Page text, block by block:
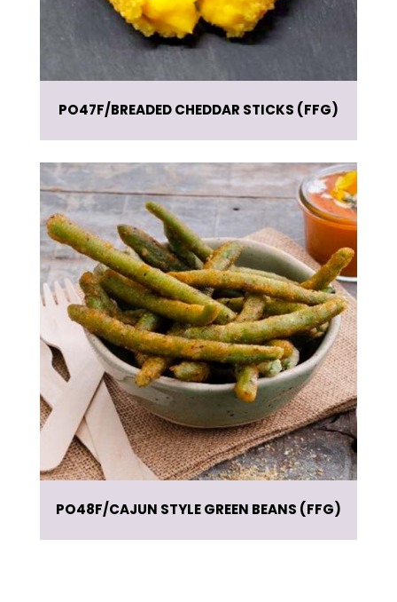
PO47F BREADED CHEDDAR STICKS (FFG)
PO48F CAJUN STYLE GREEN BEANS (FFG)